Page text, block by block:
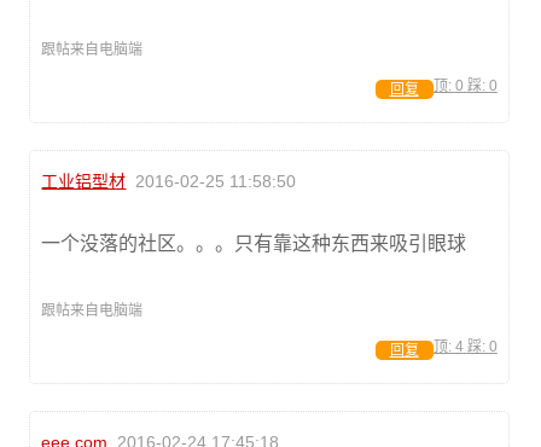
跟帖来自电脑端
顶: 0 踩: 0
回复
工业铝型材 2016-02-25 11:58:50
一个没落的社区。。。只有靠这种东西来吸引眼球
跟帖来自电脑端
顶: 4 踩: 0
回复
eee.com 2016-02-24 17:45:18